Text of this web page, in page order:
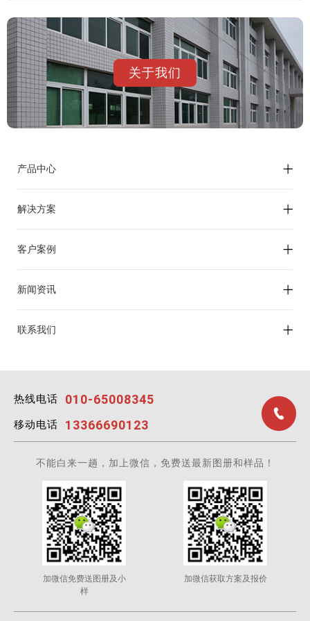
关于我们
产品中心
解决方案
客户案例
新闻资讯
联系我们
热线电话 010-65008345
移动电话 13366690123
不能白来一趟，加上微信，免费送最新图册和样品！
加微信免费送图册及小
样
加微信获取方案及报价